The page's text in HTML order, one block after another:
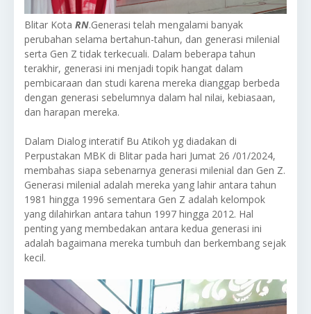
Blitar Kota RN.Generasi telah mengalami banyak
perubahan selama bertahun-tahun, dan generasi milenial
serta Gen Z tidak terkecuali. Dalam beberapa tahun
terakhir, generasi ini menjadi topik hangat dalam
pembicaraan dan studi karena mereka dianggap berbeda
dengan generasi sebelumnya dalam hal nilai, kebiasaan,
dan harapan mereka.
Dalam Dialog interatif Bu Atikoh yg diadakan di
Perpustakan MBK di Blitar pada hari Jumat 26 /01/2024,
membahas siapa sebenarnya generasi milenial dan Gen Z.
Generasi milenial adalah mereka yang lahir antara tahun
1981 hingga 1996 sementara Gen Z adalah kelompok
yang dilahirkan antara tahun 1997 hingga 2012. Hal
penting yang membedakan antara kedua generasi ini
adalah bagaimana mereka tumbuh dan berkembang sejak
kecil.